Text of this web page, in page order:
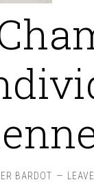
BARDOT